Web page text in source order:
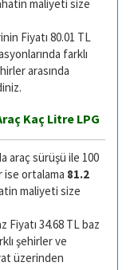
maliyeti size
Fiyatı 80.01 TL
farklı
arasında
Kaç Litre LPG
araç sürüşü ile 100
ise ortalama 81.2
maliyeti size
Fiyatı 34.68 TL baz
şehirler ve
üzerinden